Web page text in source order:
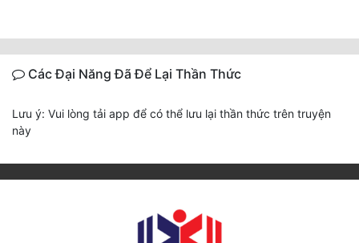
Các Đại Năng Đã Để Lại Thần Thức
Lưu ý: Vui lòng tải app để có thể lưu lại thần thức trên truyện
này